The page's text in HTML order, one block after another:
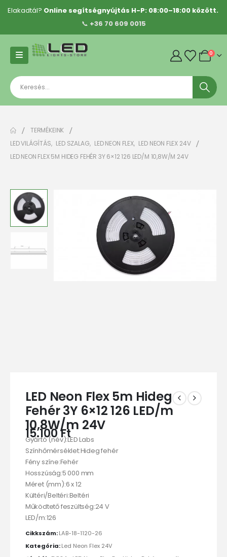
Elakadtál? Online segítségnyújtás H-P: 08:00–18:00 között.
📞 +36 70 609 0015
0
TERMÉKEINK
LED VILÁGÍTÁS, LED SZALAG, LED NEON FLEX, LED NEON FLEX 24V
LED NEON FLEX 5M HIDEG FEHÉR 3Y 6×12 126 LED/M 10,8W/M 24V
LED Neon Flex 5m Hideg
Fehér 3Y 6×12 126 LED/m
10,8W/m 24V
15.100Ft
Gyártó (név):LED Labs
Színhőmérséklet:Hideg fehér
Fény színe:Fehér
Hosszúság:5 000 mm
Méret (mm):6 x 12
Kültéri/Beltéri:Beltéri
Működtető feszültség:24 V
LED/m:126
Cikkszám:LAB-18-1120-26
Kategória:Led Neon Flex 24V